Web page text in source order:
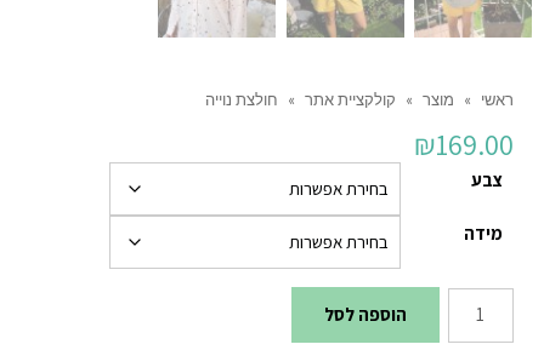
ראשי » מוצר » קולקציית אתר » חולצת נוייה
₪169.00
צבע
מידה
כמות
של
הוספה לסל